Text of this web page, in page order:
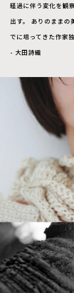
経過に伴う変化を観
出す。 ありのままの
でに培ってきた作家
- 大田詩織